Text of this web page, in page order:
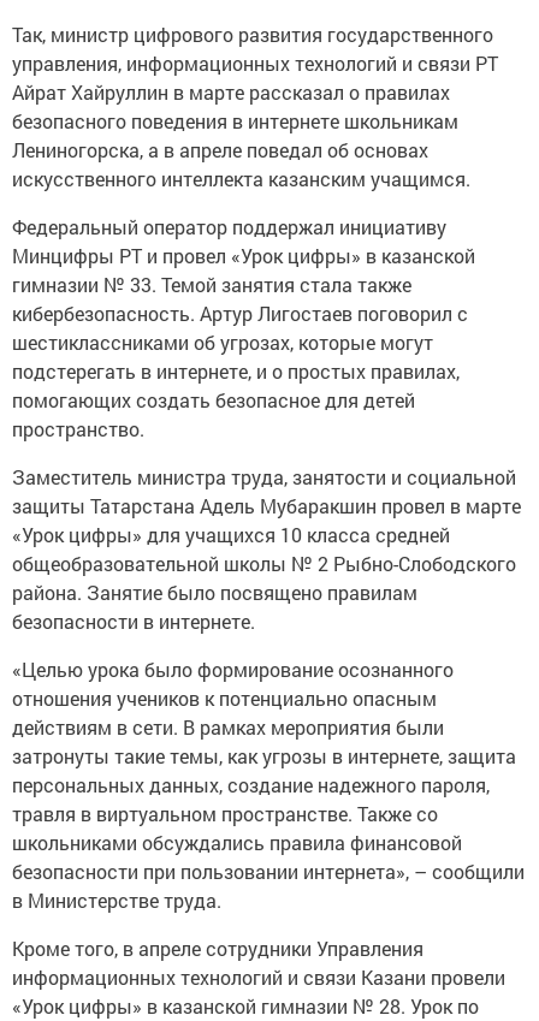
Так, министр цифрового развития государственного
управления, информационных технологий и связи РТ
Айрат Хайруллин в марте рассказал о правилах
безопасного поведения в интернете школьникам
Лениногорска, а в апреле поведал об основах
искусственного интеллекта казанским учащимся.
Федеральный оператор поддержал инициативу
Минцифры РТ и провел «Урок цифры» в казанской
гимназии № 33. Темой занятия стала также
кибербезопасность. Артур Лигостаев поговорил с
шестиклассниками об угрозах, которые могут
подстерегать в интернете, и о простых правилах,
помогающих создать безопасное для детей
пространство.
Заместитель министра труда, занятости и социальной
защиты Татарстана Адель Мубаракшин провел в марте
«Урок цифры» для учащихся 10 класса средней
общеобразовательной школы № 2 Рыбно-Слободского
района. Занятие было посвящено правилам
безопасности в интернете.
«Целью урока было формирование осознанного
отношения учеников к потенциально опасным
действиям в сети. В рамках мероприятия были
затронуты такие темы, как угрозы в интернете, защита
персональных данных, создание надежного пароля,
травля в виртуальном пространстве. Также со
школьниками обсуждались правила финансовой
безопасности при пользовании интернета», – сообщили
в Министерстве труда.
Кроме того, в апреле сотрудники Управления
информационных технологий и связи Казани провели
«Урок цифры» в казанской гимназии № 28. Урок по